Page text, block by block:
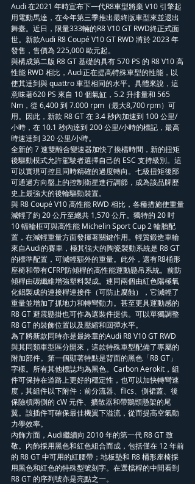
Audi 在2021 年時宣布下一代R8車型將棄 V10 引擎起
用電動馬達，在今年第三季推出最終版車型來並退出
舞臺。近日，限量333輛的R8 V10 GT RWD終正式面
世。新款Audi R8 Coupé V10 GT RWD 將於 2023 年
發售，售價為 225,000 歐元起。
與構成第二版 R8 GT 基礎的具有 570 PS 的 R8 V10 高
性能 RWD 相比，Audi正在提高特殊車型的性能，以
使其達到與 quattro 車型相同的水平。具體來說，這
意味著620 PS 來自 10 個氣缸，5.2 升排量和 565
Nm，從 6,400 到 7.000 rpm（最大8,700 rpm）可
用。因此，新款 R8 GT 在 3.4 秒內加速到 100 公里/
小時，在 10.1 秒內達到 200 公里/小時的標記，最高
時速達到 320 公里/小時。
全新的 7 速雙離合變速器加快了換檔時間，新的扭矩
後驅動模式允許駕駛者選擇自己的 ESC 支持級別。這
可以實現可控且同時精確的過度轉向。七級扭矩後部
可通過方向盤上的控制衛星進行調節，成為該品牌歷
史上最強大的後輪驅動裝置。
與 R8 Coupé V10 高性能 RWD 相比，各種措施使重量
減輕了約 20 公斤至總共 1,570 公斤。獨特的 20 吋
10 輻輪框可與高性能 Michelin Sport Cup 2 輪胎配
置，在減輕重量方面發揮著關鍵作用。輕質鍛造車輪
來自Audi的賽車，極其強大的陶瓷製動系統是 R8 GT
的標準配置，可減輕額外的重量。此外，還有R8桶形
座椅和帶有CFRP防傾桿的高性能運動懸吊系統。前防
傾桿由碳纖維增強塑料製成。連同兩個由紅色陽極氧
化鋁製成的連接桿連接件（可防止腐蝕），它減輕了
重量並增加了抓地力和轉彎動力。甚至更具運動感的
R8 GT 避震懸掛也可作為選裝件提供。可以單獨調整
R8 GT 的裝飾位置以及壓縮和回彈水平。
為了將新款同時亦是最終章的Audi R8 V10 GT RWD
與其同類車型區分開來，這款特殊車型配備了專屬的
附加部件。第一個顯著特點是背面的黑色「R8 GT」
字樣。所有其他標誌均為黑色。Carbon Aerokit，組
件可保持在道路上更好的穩定性，也可以加快轉彎速
度，其組件以下附件：前分流器、flics、側裙蓋、後
保險槓兩側的 cW 元件、擴散器和帶鵝頸懸架的尾
翼。該插件可確保最佳機翼下溢流，從而提高空氣動
力學效率。
內飾方面，Audi繼續向 2010 年的第一代 R8 GT 致
敬。內飾採用黑色和紅色組合而成，包括僅在 12 年前
的 R8 GT 中可用的紅腰帶；地板墊和 R8 桶形座椅採
用黑色和紅色的特殊型號刻字。在選檔桿的中間看到
R8 GT 的序列號亦是亮點之一。